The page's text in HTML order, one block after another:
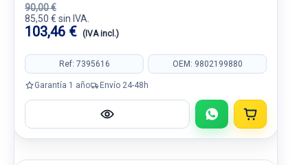
90,00 €
85,50 € sin IVA.
103,46 € (IVA incl.)
Ref: 7395616 OEM: 9802199880
Garantía 1 año Envío 24-48h